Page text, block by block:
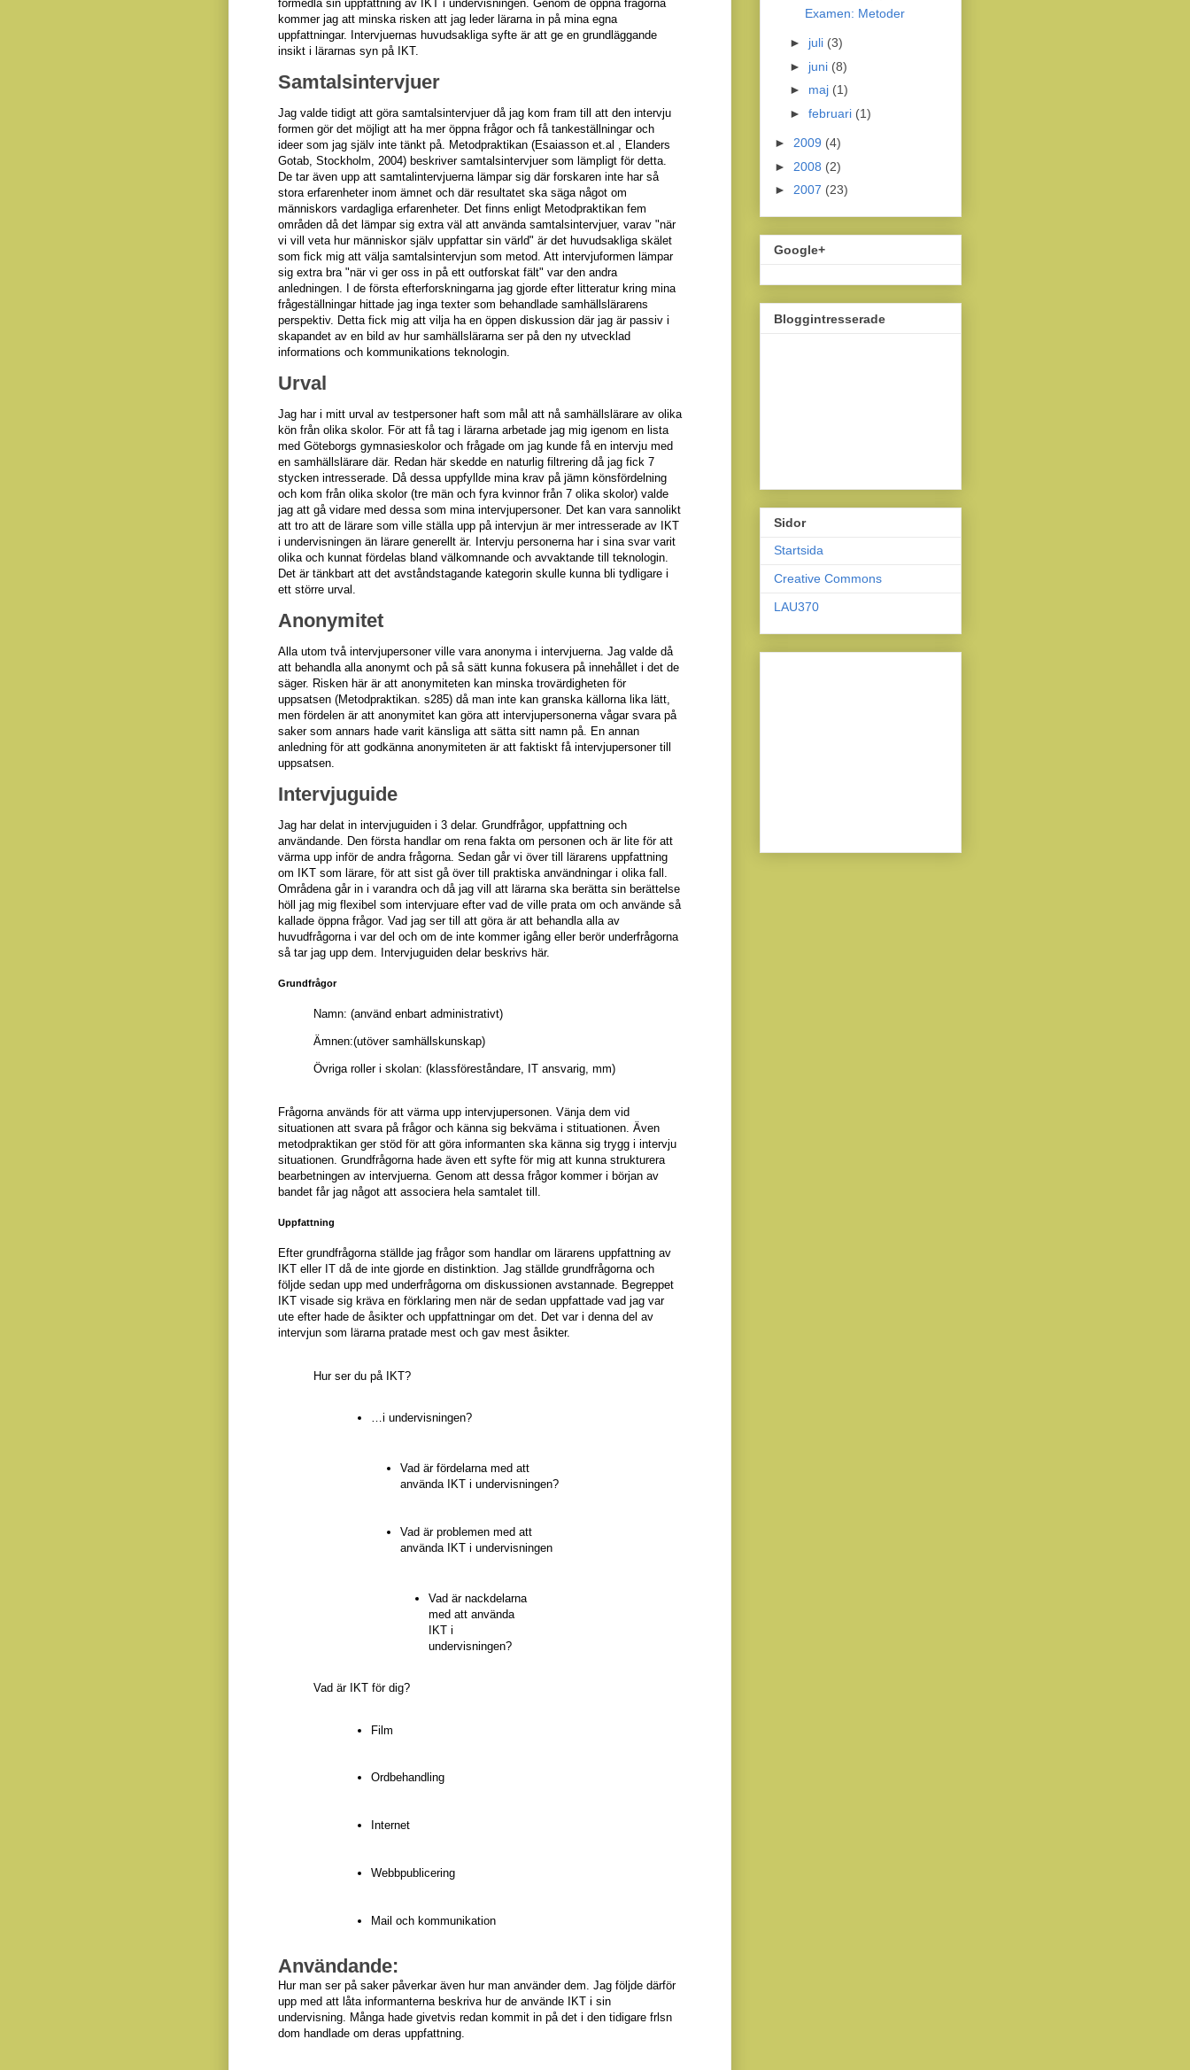
förmedla sin uppfattning av IKT i undervisningen. Genom de öppnafrågorna
kommer jag att minska risken att jag leder lärarna in på mina egna
uppfattningar. Intervjuernas huvudsakliga syfte är att ge en grundläggande
insikt i lärarnas syn på IKT.
Samtalsintervjuer
Jag valde tidigt att göra samtalsintervjuer då jag kom fram till att den intervju
formen gör det möjligt att ha mer öppna frågor och få tankeställningar och
ideer som jag själv inte tänkt på. Metodpraktikan (Esaiasson et.al , Elanders
Gotab, Stockholm, 2004) beskriver samtalsintervjuer som lämpligt för detta.
De tar även upp att samtalintervjuerna lämpar sig där forskaren inte har så
stora erfarenheter inom ämnet och där resultatet ska säga något om
människors vardagliga erfarenheter. Det finns enligt Metodpraktikan fem
områden då det lämpar sig extra väl att använda samtalsintervjuer, varav "när
vi vill veta hur människor själv uppfattar sin värld" är det huvudsakliga skälet
som fick mig att välja samtalsintervjun som metod. Att intervjuformen lämpar
sig extra bra "när vi ger oss in på ett outforskat fält" var den andra
anledningen. I de första efterforskningarna jag gjorde efter litteratur kring mina
frågeställningar hittade jag inga texter som behandlade samhällslärarens
perspektiv. Detta fick mig att vilja ha en öppen diskussion där jag är passiv i
skapandet av en bild av hur samhällslärarna ser på den ny utvecklad
informations och kommunikations teknologin.
Urval
Jag har i mitt urval av testpersoner haft som mål att nå samhällslärare av olika
kön från olika skolor. För att få tag i lärarna arbetade jag mig igenom en lista
med Göteborgs gymnasieskolor och frågade om jag kunde få en intervju med
en samhällslärare där. Redan här skedde en naturlig filtrering då jag fick 7
stycken intresserade. Då dessa uppfyllde mina krav på jämn könsfördelning
och kom från olika skolor (tre män och fyra kvinnor från 7 olika skolor) valde
jag att gå vidare med dessa som mina intervjupersoner. Det kan vara sannolikt
att tro att de lärare som ville ställa upp på intervjun är mer intresserade av IKT
i undervisningen än lärare generellt är. Intervju personerna har i sina svar varit
olika och kunnat fördelas bland välkomnande och avvaktande till teknologin.
Det är tänkbart att det avståndstagande kategorin skulle kunna bli tydligare i
ett större urval.
Anonymitet
Alla utom två intervjupersoner ville vara anonyma i intervjuerna. Jag valde då
att behandla alla anonymt och på så sätt kunna fokusera på innehållet i det de
säger. Risken här är att anonymiteten kan minska trovärdigheten för
uppsatsen (Metodpraktikan. s285) då man inte kan granska källorna lika lätt,
men fördelen är att anonymitet kan göra att intervjupersonerna vågar svara på
saker som annars hade varit känsliga att sätta sitt namn på. En annan
anledning för att godkänna anonymiteten är att faktiskt få intervjupersoner till
uppsatsen.
Intervjuguide
Jag har delat in intervjuguiden i 3 delar. Grundfrågor, uppfattning och
användande. Den första handlar om rena fakta om personen och är lite för att
värma upp inför de andra frågorna. Sedan går vi över till lärarens uppfattning
om IKT som lärare, för att sist gå över till praktiska användningar i olika fall.
Områdena går in i varandra och då jag vill att lärarna ska berätta sin berättelse
höll jag mig flexibel som intervjuare efter vad de ville prata om och använde så
kallade öppna frågor. Vad jag ser till att göra är att behandla alla av
huvudfrågorna i var del och om de inte kommer igång eller berör underfrågorna
så tar jag upp dem. Intervjuguiden delar beskrivs här.
Grundfrågor
Namn: (använd enbart administrativt)
Ämnen:(utöver samhällskunskap)
Övriga roller i skolan: (klassföreståndare, IT ansvarig, mm)
Frågorna används för att värma upp intervjupersonen. Vänja dem vid
situationen att svara på frågor och känna sig bekväma i stituationen. Även
metodpraktikan ger stöd för att göra informanten ska känna sig trygg i intervju
situationen. Grundfrågorna hade även ett syfte för mig att kunna strukturera
bearbetningen av intervjuerna. Genom att dessa frågor kommer i början av
bandet får jag något att associera hela samtalet till.
Uppfattning
Efter grundfrågorna ställde jag frågor som handlar om lärarens uppfattning av
IKT eller IT då de inte gjorde en distinktion. Jag ställde grundfrågorna och
följde sedan upp med underfrågorna om diskussionen avstannade. Begreppet
IKT visade sig kräva en förklaring men när de sedan uppfattade vad jag var
ute efter hade de åsikter och uppfattningar om det. Det var i denna del av
intervjun som lärarna pratade mest och gav mest åsikter.
Hur ser du på IKT?
…i undervisningen?
Vad är fördelarna med att
använda IKT i undervisningen?
Vad är problemen med att
använda IKT i undervisningen
Vad är nackdelarna
med att använda
IKT i
undervisningen?
Vad är IKT för dig?
Film
Ordbehandling
Internet
Webbpublicering
Mail och kommunikation
Användande:
Hur man ser på saker påverkar även hur man använder dem. Jag följde därför
upp med att låta informanterna beskriva hur de använde IKT i sin
undervisning. Många hade givetvis redan kommit in på det i den tidigare frlsn
dom handlade om deras uppfattning.
Examen: Metoder
► juli (3)
► juni (8)
► maj (1)
► februari (1)
► 2009 (4)
► 2008 (2)
► 2007 (23)
Google+
Bloggintresserade
Sidor
Startsida
Creative Commons
LAU370